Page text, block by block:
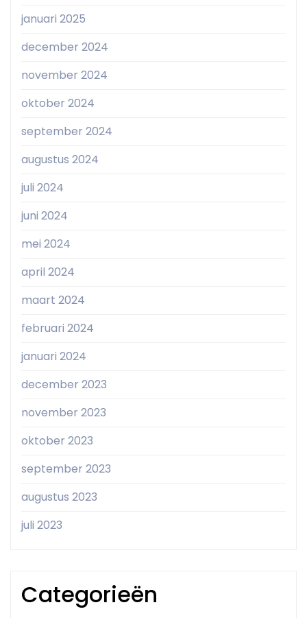
januari 2025
december 2024
november 2024
oktober 2024
september 2024
augustus 2024
juli 2024
juni 2024
mei 2024
april 2024
maart 2024
februari 2024
januari 2024
december 2023
november 2023
oktober 2023
september 2023
augustus 2023
juli 2023
Categorieën